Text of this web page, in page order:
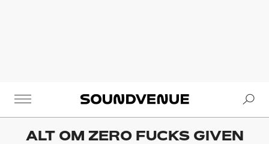
Soundvenue
ALT OM ZERO FUCKS GIVEN